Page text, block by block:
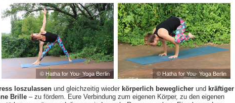
© Hatha for You- Yoga Berlin © Hatha for You- Yoga Berlin
loszulassen und gleichzeitig wieder körperlich beweglicher und kräftiger
Brille – zu fördern. Eure Verbindung zum eigenen Körper, zu den eigenen